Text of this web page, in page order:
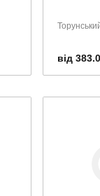
від